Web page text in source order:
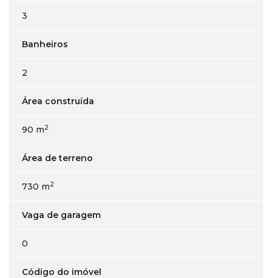
3
Banheiros
2
Área construída
90 m2
Área de terreno
730 m2
Vaga de garagem
0
Código do imóvel